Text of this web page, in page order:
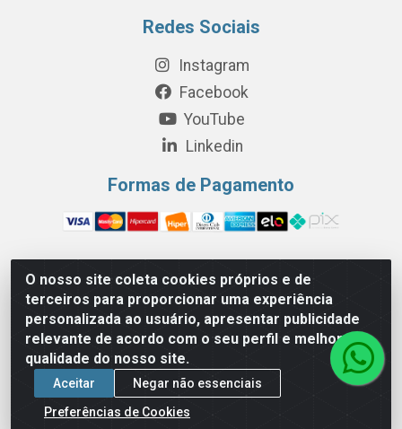
O nosso site coleta cookies próprios e de
terceiros para proporcionar uma experiência
personalizada ao usuário, apresentar publicidade
relevante de acordo com o seu perfil e melhorar a
qualidade do nosso site.
Aceitar
Negar não essenciais
Preferências de Cookies
Redes Sociais
Instagram
Facebook
YouTube
Linkedin
Formas de Pagamento
Perola Distribuição e Logística S/A - Av. Anhanguera km 24 N°
200 Bloco 12-A -Jardim Jaraguá, São Paulo/SP - Cep 05.275-
000 - CNPJ 06.204.131/0001-77